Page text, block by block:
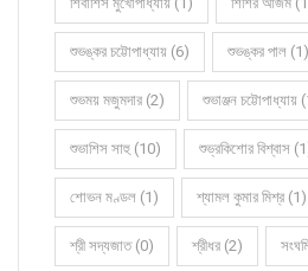
শুভঙ্কর চট্টোপাধ্যায় (6) শুভঙ্কর পাল (1)
শুভময় মজুমদার (2) শুভাঞ্জন চট্টোপাধ্যায়
শুভাশিস সাহু (10) শুভ্রকিশোর বিশ্বাস
শোভন মণ্ডল (1) শ্যামল কুমার মিশ্র (1)
শ্রী সদ্যজাত (0) শ্রীধর (2)